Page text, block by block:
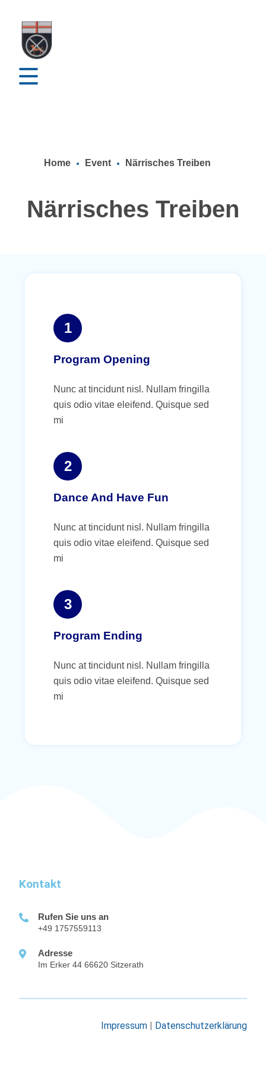
Home Event Närrisches Treiben
Närrisches Treiben
1
Program Opening
Nunc at tincidunt nisl. Nullam fringilla
quis odio vitae eleifend. Quisque sed
mi
2
Dance And Have Fun
Nunc at tincidunt nisl. Nullam fringilla
quis odio vitae eleifend. Quisque sed
mi
3
Program Ending
Nunc at tincidunt nisl. Nullam fringilla
quis odio vitae eleifend. Quisque sed
mi
Kontakt
Rufen Sie uns an
+49 1757559113
Adresse
Im Erker 44 66620 Sitzerath
Impressum | Datenschutzerklärung